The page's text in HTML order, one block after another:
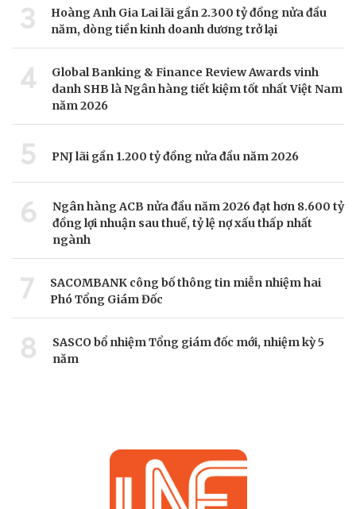
3
Hoàng Anh Gia Lai lãi gần 2.300 tỷ đồng nửa đầu
năm, dòng tiền kinh doanh dương trở lại
4
Global Banking & Finance Review Awards vinh
danh SHB là Ngân hàng tiết kiệm tốt nhất Việt Nam
năm 2026
5 PNJ lãi gần 1.200 tỷ đồng nửa đầu năm 2026
6
Ngân hàng ACB nửa đầu năm 2026 đạt hơn 8.600 tỷ
đồng lợi nhuận sau thuế, tỷ lệ nợ xấu thấp nhất
ngành
7
SACOMBANK công bố thông tin miễn nhiệm hai
Phó Tổng Giám Đốc
8
SASCO bổ nhiệm Tổng giám đốc mới, nhiệm kỳ 5
năm